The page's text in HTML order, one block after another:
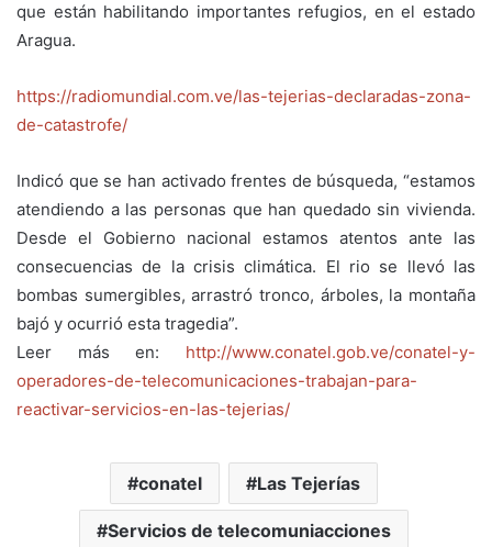
que están habilitando importantes refugios, en el estado
Aragua.
https://radiomundial.com.ve/las-tejerias-declaradas-zona-
de-catastrofe/
Indicó que se han activado frentes de búsqueda, “estamos
atendiendo a las personas que han quedado sin vivienda.
Desde el Gobierno nacional estamos atentos ante las
consecuencias de la crisis climática. El rio se llevó las
bombas sumergibles, arrastró tronco, árboles, la montaña
bajó y ocurrió esta tragedia”.
Leer más en: http://www.conatel.gob.ve/conatel-y-
operadores-de-telecomunicaciones-trabajan-para-
reactivar-servicios-en-las-tejerias/
conatel Las Tejerías
Servicios de telecomuniacciones